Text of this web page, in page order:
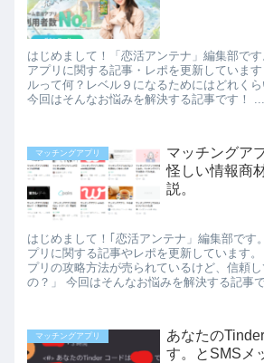
はじめまして！「恋活アンテナ」編集部で
アプリに関する記事・レポを更新していま
ルって何？レベル９になるためにはどれくら
今回はそんなお悩みを解決する記事です！ ...
マッチングアプリ
マッチングア
怪しい情報商
説。
はじめまして！｢恋活アンテナ」編集部です
プリに関する記事やレポを更新しています
プリの攻略方法が売られているけど、信頼
の？」 今回はそんなお悩みを解決する記事
マッチングアプリ
あなたの
す。とSMSメ